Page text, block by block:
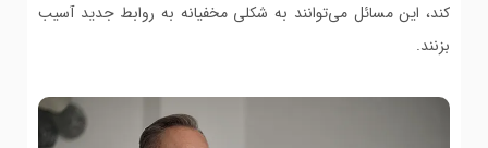
کند، این مسائل می‌توانند به شکلی مخفیانه به روابط جدید آسیب
بزنند.